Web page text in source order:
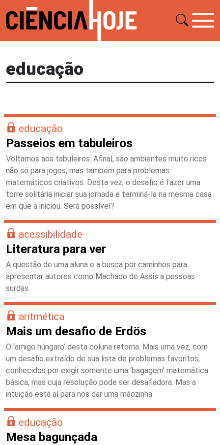
educação
educação
Passeios em tabuleiros
Voltamos aos tabuleiros. Afinal, são ambientes muito ricos
não só para jogos, mas também para problemas
matemáticos criativos. Desta vez, o desafio é fazer uma
torre solitária iniciar sua jornada e terminá-la na mesma casa
em que a iniciou. Será possível?
acessibilidade
Literatura para ver
A questão de uma aluna e a busca por caminhos para
apresentar autores como Machado de Assis a pessoas
surdas
aritmética
Mais um desafio de Erdös
O ‘amigo húngaro’ desta coluna retorna. Mais uma vez, com
um desafio extraído de sua lista de problemas favoritos,
conhecidos por exigir somente uma ‘bagagem’ matemática
básica, mas cuja resolução pode ser desafiadora. Mas a
intuição está aí para nos dar uma mãozinha
educação
Mesa bagunçada